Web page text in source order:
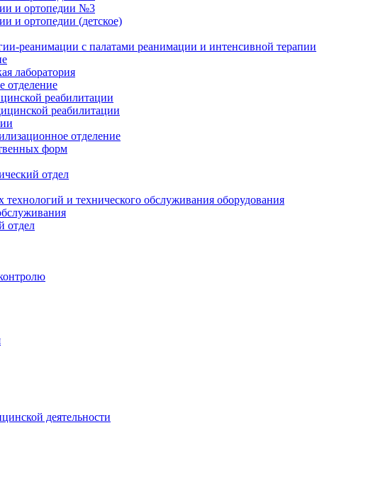
и ортопедии №3
и ортопедии (детское)
реанимации с палатами реанимации и интенсивной терапии
лаборатория
отделение
реабилитации
реабилитации
отделение
форм
отдел
и технического обслуживания оборудования
отдел
деятельности